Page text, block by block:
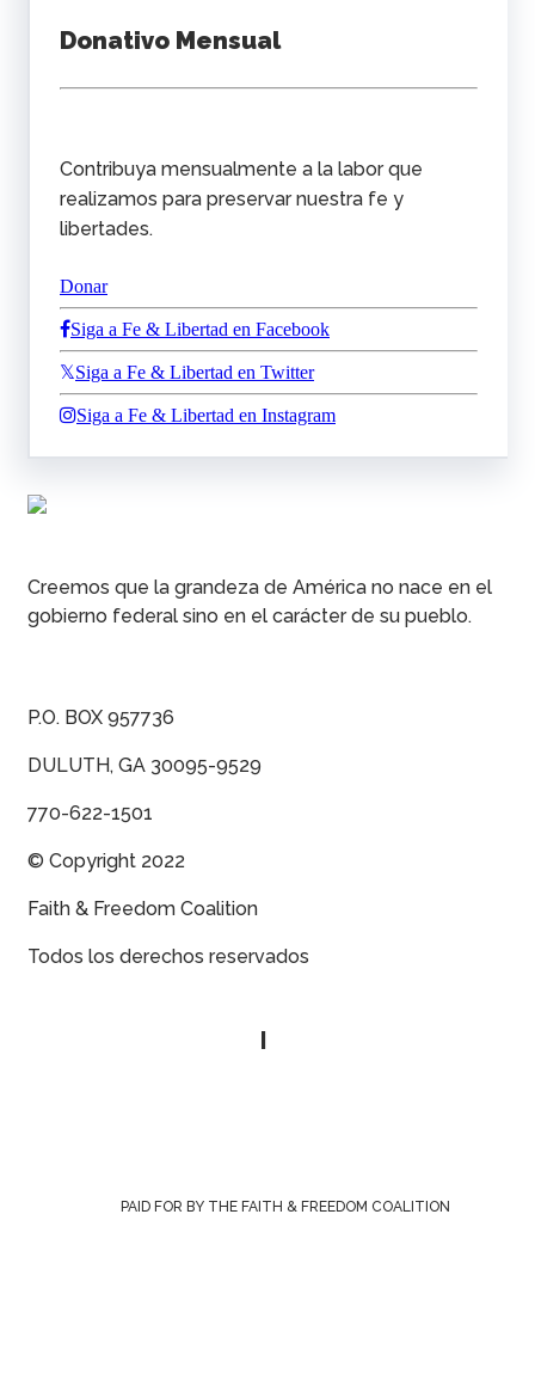
Donativo Mensual
Contribuya mensualmente a la labor que
realizamos para preservar nuestra fe y
libertades.
Donar
Siga a Fe & Libertad en Facebook
Siga a Fe & Libertad en Twitter
Siga a Fe & Libertad en Instagram
Creemos que la grandeza de América no nace en el
gobierno federal sino en el carácter de su pueblo.
P.O. BOX 957736
DULUTH, GA 30095-9529
770-622-1501
© Copyright 2022
Faith & Freedom Coalition
Todos los derechos reservados
PAID FOR BY THE FAITH & FREEDOM COALITION